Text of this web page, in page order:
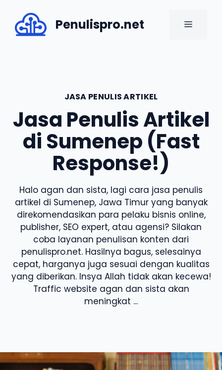
content
Penulispro.net MENU
JASA PENULIS ARTIKEL
Jasa Penulis Artikel
di Sumenep (Fast
Response!)
Halo agan dan sista, lagi cara jasa penulis
artikel di Sumenep, Jawa Timur yang banyak
direkomendasikan para pelaku bisnis online,
publisher, SEO expert, atau agensi? Silakan
coba layanan penulisan konten dari
penulispro.net. Hasilnya bagus, selesainya
cepat, harganya juga sesuai dengan kualitas
yang diberikan. Insya Allah tidak akan kecewa!
Traffic website agan dan sista akan
meningkat ...